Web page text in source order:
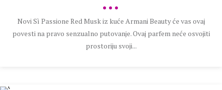
•••
Novi Sì Passione Red Musk iz kuće Armani Beauty će vas ovaj
povesti na pravo senzualno putovanje. Ovaj parfem neće osvojiti
prostoriju svoji...